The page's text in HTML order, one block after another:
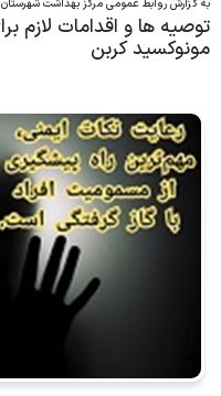
پیشگیری از بیماریهای غیر
پیشگیری از بیماریهای واگیردار
گسترش
صندوق رفاه
بهداشت محیط
تدارکات دارویی
به گزارش روابط عمومی مرکز بهداشت شهرستان
توصیه ها و اقدامات لازم
مونوکسید کربن